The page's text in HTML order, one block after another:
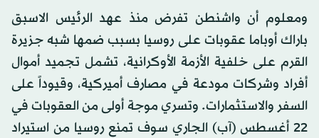
ومعلوم أن واشنطن تفرض منذ عهد الرئيس الاسبق
باراك أوباما عقوبات على روسيا بسبب ضمها شبه جزيرة
القرم على خلفية الأزمة الأوكرانية، تشمل تجميد أموال
أفراد وشركات مودعة في مصارف أميركية، وقيوداً على
السفر والاستثمارات. وتسري موجة أولى من العقوبات في
22 أغسطس (آب) الجاري سوف تمنع روسيا من استيراد